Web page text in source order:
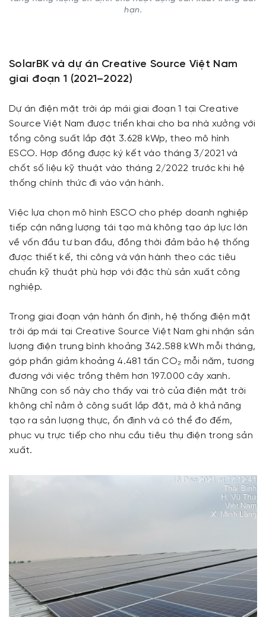
hạn.
SolarBK và dự án Creative Source Việt Nam
giai đoạn 1 (2021–2022)
Dự án điện mặt trời áp mái giai đoạn 1 tại Creative
Source Việt Nam được triển khai cho ba nhà xưởng với
tổng công suất lắp đặt 3.628 kWp, theo mô hình
ESCO. Hợp đồng được ký kết vào tháng 3/2021 và
chốt số liệu kỹ thuật vào tháng 2/2022 trước khi hệ
thống chính thức đi vào vận hành.
Việc lựa chọn mô hình ESCO cho phép doanh nghiệp
tiếp cận năng lượng tái tạo mà không tạo áp lực lớn
về vốn đầu tư ban đầu, đồng thời đảm bảo hệ thống
được thiết kế, thi công và vận hành theo các tiêu
chuẩn kỹ thuật phù hợp với đặc thù sản xuất công
nghiệp.
Trong giai đoạn vận hành ổn định, hệ thống điện mặt
trời áp mái tại Creative Source Việt Nam ghi nhận sản
lượng điện trung bình khoảng 342.588 kWh mỗi tháng,
góp phần giảm khoảng 4.481 tấn CO₂ mỗi năm, tương
đương với việc trồng thêm hơn 197.000 cây xanh.
Những con số này cho thấy vai trò của điện mặt trời
không chỉ nằm ở công suất lắp đặt, mà ở khả năng
tạo ra sản lượng thực, ổn định và có thể đo đếm,
phục vụ trực tiếp cho nhu cầu tiêu thụ điện trong sản
xuất.